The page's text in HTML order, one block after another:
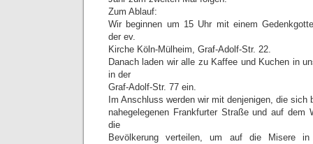
Zum Ablauf:
Wir beginnen um 15 Uhr mit einem
der ev.
Kirche Köln-Mülheim, Graf-Adolf-Str. 22.
Danach laden wir alle zu Kaffee und Kuchen in
in der
Graf-Adolf-Str. 77 ein.
Im Anschluss werden wir mit denjenigen, die sich
nahegelegenen Frankfurter Straße und auf dem
die
Bevölkerung verteilen, um auf die Misere